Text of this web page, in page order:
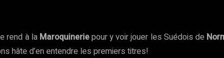
rend à la Maroquineriepour y voir jouer les Suédois de
hâte d’en entendre les premiers titres!